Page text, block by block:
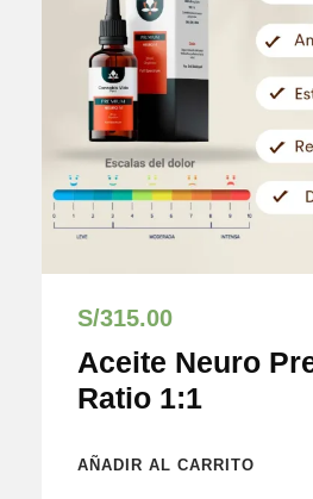
S/315.00
Aceite Neuro
Ratio 1:1
AÑADIR AL CARRITO